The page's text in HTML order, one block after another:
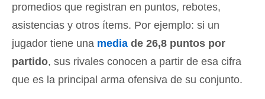
promedios que registran en puntos, rebotes,
asistencias y otros ítems. Por ejemplo: si un
jugador tiene una media de 26,8 puntos por
partido, sus rivales conocen a partir de esa cifra
que es la principal arma ofensiva de su conjunto.